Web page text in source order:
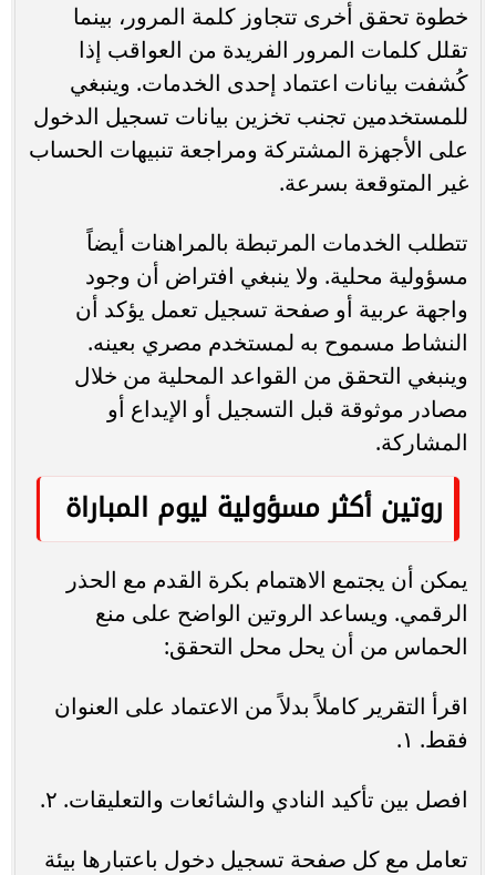
خطوة تحقق أخرى تتجاوز كلمة المرور، بينما
تقلل كلمات المرور الفريدة من العواقب إذا
كُشفت بيانات اعتماد إحدى الخدمات. وينبغي
للمستخدمين تجنب تخزين بيانات تسجيل الدخول
على الأجهزة المشتركة ومراجعة تنبيهات الحساب
غير المتوقعة بسرعة.
تتطلب الخدمات المرتبطة بالمراهنات أيضاً
مسؤولية محلية. ولا ينبغي افتراض أن وجود
واجهة عربية أو صفحة تسجيل تعمل يؤكد أن
النشاط مسموح به لمستخدم مصري بعينه.
وينبغي التحقق من القواعد المحلية من خلال
مصادر موثوقة قبل التسجيل أو الإيداع أو
المشاركة.
روتين أكثر مسؤولية ليوم المباراة
يمكن أن يجتمع الاهتمام بكرة القدم مع الحذر
الرقمي. ويساعد الروتين الواضح على منع
الحماس من أن يحل محل التحقق:
اقرأ التقرير كاملاً بدلاً من الاعتماد على العنوان
فقط. ١.
افصل بين تأكيد النادي والشائعات والتعليقات. ٢.
تعامل مع كل صفحة تسجيل دخول باعتبارها بيئة